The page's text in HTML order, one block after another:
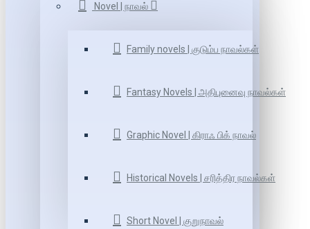
Novel | நாவல்
Family novels | குடும்ப நாவல்கள்
Fantasy Novels | அதிபுனைவு நாவல்கள்
Graphic Novel | கிராஃ பிக் நாவல்
Historical Novels | சரித்திர நாவல்கள்
Short Novel | குறுநாவல்